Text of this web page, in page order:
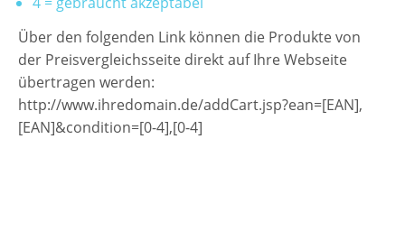
Allgemeine Einstellungen
CMS
Test-Tool
Über den folgenden Link können die Produkte von
der Preisvergleichsseite direkt auf Ihre Webseite
übertragen werden:
http://www.ihredomain.de/addCart.jsp?ean=[EAN],
[EAN]&condition=[0-4],[0-4]